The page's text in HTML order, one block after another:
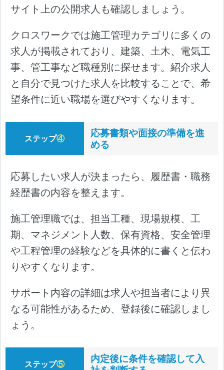
サイト上の公開求人も確認しましょう。
クロスワークでは施工管理カテゴリに多くの
求人が掲載されており、建築、土木、電気工
事、管工事など職種別に探せます。紹介求人
と自分で見つけた求人を比較することで、希
望条件に近い職場を選びやすくなります。
ステップ④
応募書類や面接の準備を進
める
応募したい求人が決まったら、履歴書・職務
経歴書の内容を整えます。
施工管理職では、担当工種、現場規模、工
期、マネジメント人数、保有資格、安全管理
や工程管理の経験などを具体的に書くと伝わ
りやすくなります。
サポート内容の詳細は求人や担当者により異
なる可能性があるため、登録後に確認しまし
ょう。
ステップ⑤
内定後に条件を確認して入